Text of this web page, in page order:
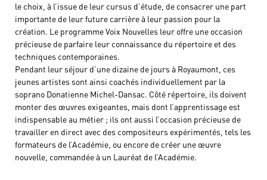
le choix, à l’issue de leur cursus d’étude, de consacrer une part
importante de leur future carrière à leur passion pour la
création. Le programme Voix Nouvelles leur offre une occasion
précieuse de parfaire leur connaissance du répertoire et des
techniques contemporaines.
Pendant leur séjour d’une dizaine de jours à Royaumont, ces
jeunes artistes sont ainsi coachés individuellement par la
soprano Donatienne Michel-Dansac. Côté répertoire, ils doivent
monter des œuvres exigeantes, mais dont l’apprentissage est
indispensable au métier ; ils ont aussi l’occasion précieuse de
travailler en direct avec des compositeurs expérimentés, tels les
formateurs de l’Académie, ou encore de créer une œuvre
nouvelle, commandée à un Lauréat de l’Académie.